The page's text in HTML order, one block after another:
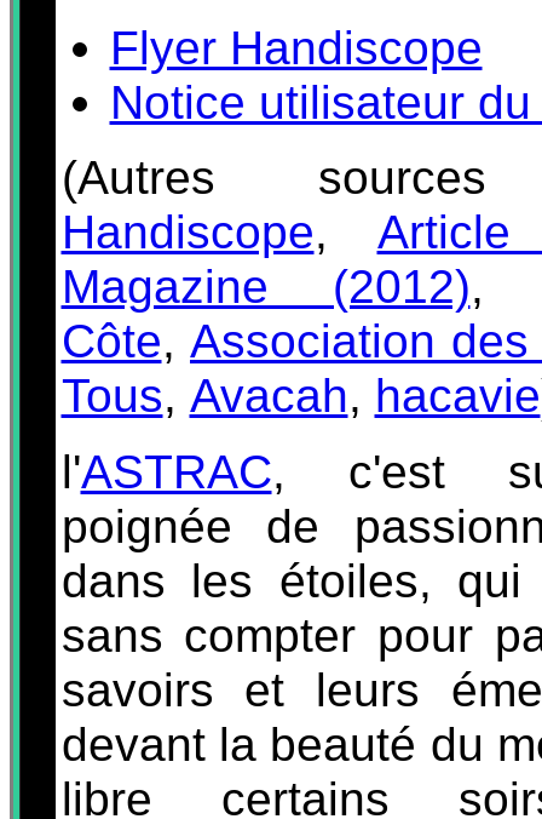
Flyer Handiscope
Notice utilisateur
(Autres
Handiscope, Article
Magazine (2012)
Côte, Association
Tous, Avacah, hacavie
l'ASTRAC, c'est
poignée de
dans les étoiles, qui
sans compter pour
savoirs et leurs
devant la beauté du
libre certains